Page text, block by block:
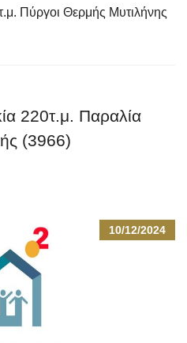
Πύργοι Θερμής Μυτιλήνης
220τ.μ. Παραλία
(3966)
10/12/2024